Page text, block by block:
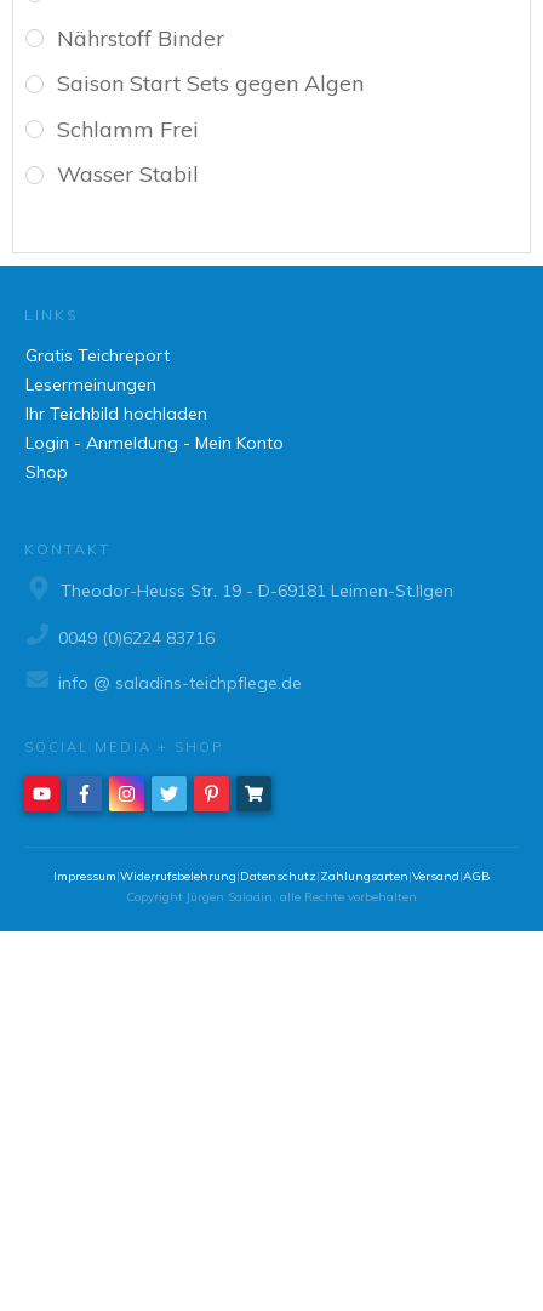
Nährstoff Binder
Saison Start Sets gegen Algen
Schlamm Frei
Wasser Stabil
LINKS
Gratis Teichreport
Lesermeinungen
Ihr Teichbild hochladen
Login - Anmeldung - Mein Konto
Shop
KONTAKT
Theodor-Heuss Str. 19 - D-69181 Leimen-St.Ilgen
0049 (0)6224 83716
info @ saladins-teichpflege.de
SOCIAL MEDIA + SHOP
Impressum|Widerrufsbelehrung|Datenschutz|Zahlungsarten|Versand|AGB
Copyright Jürgen Saladin, alle Rechte vorbehalten